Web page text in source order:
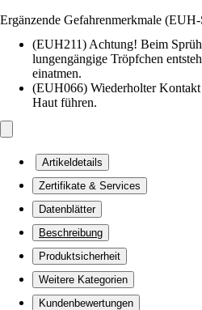
Ergänzende Gefahrenmerkmale (EUH-
(EUH211) Achtung! Beim
lungengängige Tröpfchen
einatmen.
(EUH066) Wiederholter
Haut führen.
Artikeldetails
Zertifikate & Services
Datenblätter
Beschreibung
Produktsicherheit
Weitere Kategorien
Kundenbewertungen